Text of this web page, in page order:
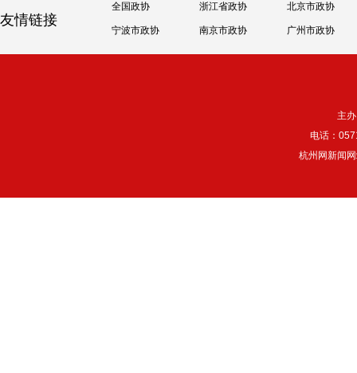
友情链接
全国政协 浙江省政协 北京市政协
宁波市政协 南京市政协 广州市政协
主
电话：
杭州网新闻